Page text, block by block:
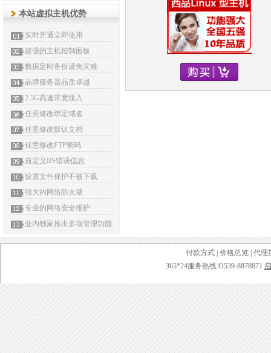
本站虚拟主机优势
实时开通立即使用
超强的主机控制面板
数据定时备份避免灾难
品牌服务器品质卓越
2.5G高速带宽接入
任意修改绑定域名
任意修改默认文档
任意修改FTP密码
自定义IIS错误信息
设置文件保护不被下载
强大的网络防火墙
专业的网络安全维护
业内独家推出多项管理功能
付款方式 价格总览 代理
365*24服务热线:O539-8878871